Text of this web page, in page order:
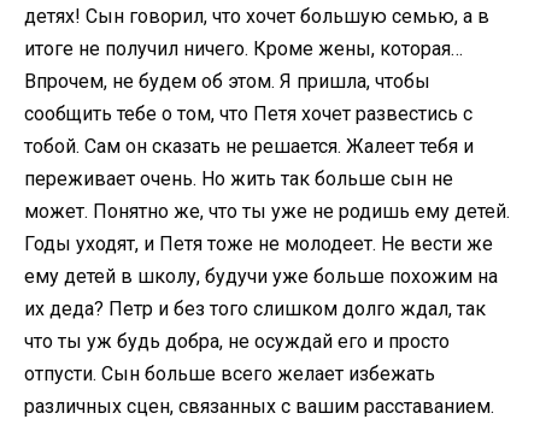
детях! Сын говорил, что хочет большую семью, а в
итоге не получил ничего. Кроме жены, которая…
Впрочем, не будем об этом. Я пришла, чтобы
сообщить тебе о том, что Петя хочет развестись с
тобой. Сам он сказать не решается. Жалеет тебя и
переживает очень. Но жить так больше сын не
может. Понятно же, что ты уже не родишь ему детей.
Годы уходят, и Петя тоже не молодеет. Не вести же
ему детей в школу, будучи уже больше похожим на
их деда? Петр и без того слишком долго ждал, так
что ты уж будь добра, не осуждай его и просто
отпусти. Сын больше всего желает избежать
различных сцен, связанных с вашим расставанием.